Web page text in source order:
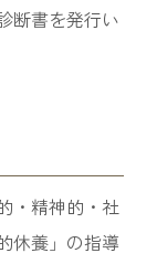
断書を発行い
・精神的・社
休養」の指導